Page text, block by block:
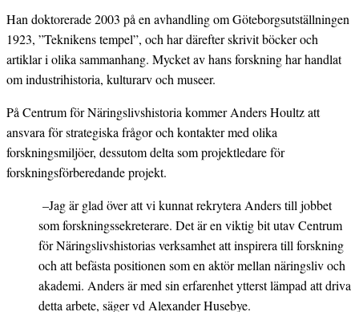
Han doktorerade 2003 på en avhandling om Göteborgsutställningen
1923, ”Teknikens tempel”, och har därefter skrivit böcker och
artiklar i olika sammanhang. Mycket av hans forskning har handlat
om industrihistoria, kulturarv och museer.
På Centrum för Näringslivshistoria kommer Anders Houltz att
ansvara för strategiska frågor och kontakter med olika
forskningsmiljöer, dessutom delta som projektledare för
forskningsförberedande projekt.
–Jag är glad över att vi kunnat rekrytera Anders till jobbet
som forskningssekreterare. Det är en viktig bit utav Centrum
för Näringslivshistorias verksamhet att inspirera till forskning
och att befästa positionen som en aktör mellan näringsliv och
akademi. Anders är med sin erfarenhet ytterst lämpad att driva
detta arbete, säger vd Alexander Husebye.